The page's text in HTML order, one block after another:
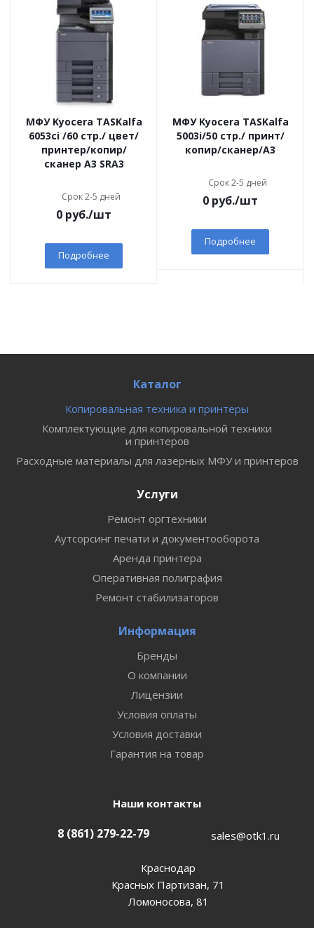
МФУ Kyocera TASKalfa
6053ci /60 стр./ цвет/
принтер/копир/
сканер А3 SRA3
Срок 2-5 дней
0 руб./шт
Подробнее
МФУ Kyocera TASKalfa
5003i/50 стр./ принт/
копир/сканер/А3
Срок 2-5 дней
0 руб./шт
Подробнее
Каталог
Копировальная техника и принтеры
Комплектующие для копировальной техники
и принтеров
Расходные материалы для лазерных МФУ и принтеров
Услуги
Ремонт оргтехники
Аутсорсинг печати и документооборота
Аренда принтера
Оперативная полиграфия
Ремонт стабилизаторов
Информация
Бренды
О компании
Лицензии
Условия оплаты
Условия доставки
Гарантия на товар
Наши контакты
8 (861) 279-22-79 sales@otk1.ru
Краснодар
Красных Партизан, 71
Ломоносова, 81